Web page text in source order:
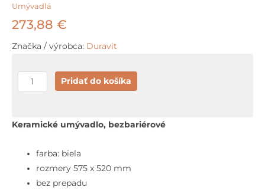
Umývadlá
273,88 €
Značka / výrobca: Duravit
množstvo
Duravit
Umývadlo
57x52
cm,
bez
Pridať do košíka
Keramické umývadlo, bezbariérové
farba: biela
rozmery 575 x 520 mm
bez prepadu